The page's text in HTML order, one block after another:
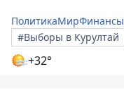
ПолитикаМирФинансы
#Выборы в Курултай
+32°